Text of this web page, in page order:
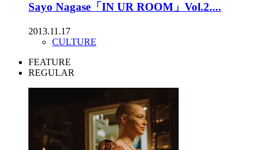
Sayo Nagase「IN UR ROOM」Vol.2....
2013.11.17
CULTURE
FEATURE
REGULAR